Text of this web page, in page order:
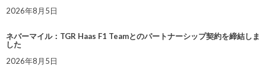
2026年8月5日
ネバーマイル：TGR Haas F1 Teamとのパートナーシップ契約を締結しま
した
2026年8月5日